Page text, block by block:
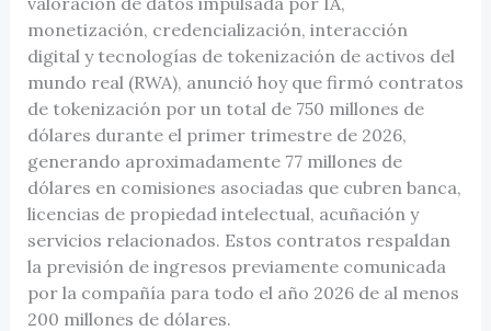
monetización, credencialización, interacción
digital y tecnologías de tokenización de activos del
mundo real (RWA), anunció hoy que firmó contratos
de tokenización por un total de 750 millones de
dólares durante el primer trimestre de 2026,
generando aproximadamente 77 millones de
dólares en comisiones asociadas que cubren banca,
licencias de propiedad intelectual, acuñación y
servicios relacionados. Estos contratos respaldan
la previsión de ingresos previamente comunicada
por la compañía para todo el año 2026 de al menos
200 millones de dólares.